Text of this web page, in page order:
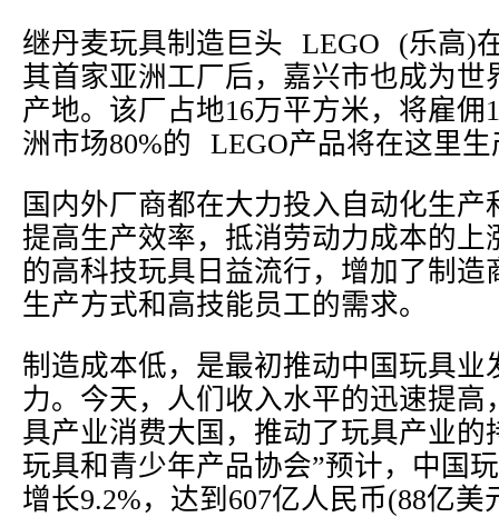
继丹麦玩具制造巨头 LEGO (乐高)
其首家亚洲工厂后，嘉兴市也成为世
产地。该厂占地16万平方米，将雇佣
洲市场80%的 LEGO产品将在这里生
国内外厂商都在大力投入自动化生产
提高生产效率，抵消劳动力成本的上
的高科技玩具日益流行，增加了制造
生产方式和高技能员工的需求。
制造成本低，是最初推动中国玩具业
力。今天，人们收入水平的迅速提高
具产业消费大国，推动了玩具产业的
玩具和青少年产品协会”预计，中国
增长9.2%，达到607亿人民币(88亿美